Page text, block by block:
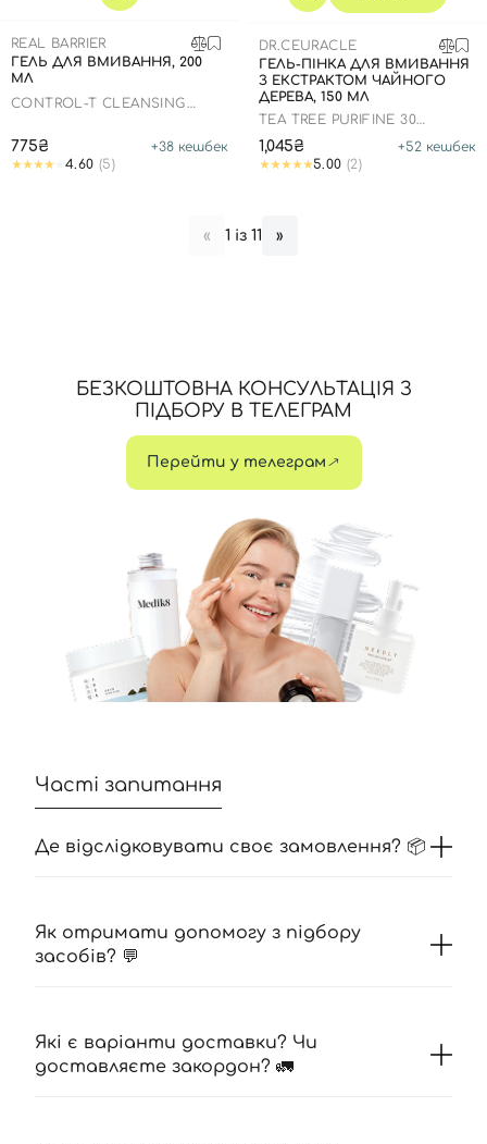
REAL BARRIER
ГЕЛЬ ДЛЯ ВМИВАННЯ, 200
МЛ
CONTROL-T CLEANSING
775₴ +38 кешбек
4.60 (5)
DR.CEURACLE
ГЕЛЬ-ПІНКА ДЛЯ ВМИВАННЯ
З ЕКСТРАКТОМ ЧАЙНОГО
ДЕРЕВА, 150 МЛ
TEA TREE PURIFINE 30
1,045₴ +52 кешбек
5.00 (2)
« 1 із 11 »
БЕЗКОШТОВНА КОНСУЛЬТАЦІЯ З
ПІДБОРУ В ТЕЛЕГРАМ
Перейти у телеграм
Часті запитання
Де відслідковувати своє замовлення? 📦
Як отримати допомогу з підбору
засобів? 💬
Які є варіанти доставки? Чи
доставляєте закордон? 🚛